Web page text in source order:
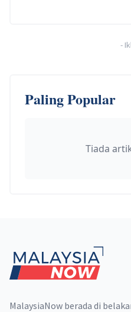
-
Paling Popular
Tiada
MalaysiaNow berada di